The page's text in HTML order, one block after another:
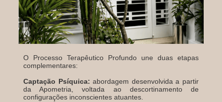
O Processo Terapêutico Profundo une duas etapas
complementares:
Captação Psíquica: abordagem desenvolvida a partir
da Apometria, voltada ao descortinamento de
configurações inconscientes atuantes.